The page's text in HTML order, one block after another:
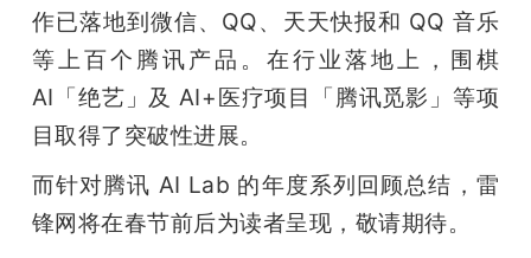
作已落地到微信、QQ、天天快报和 QQ 音乐
等上百个腾讯产品。在行业落地上，围棋
AI「绝艺」及 AI+医疗项目「腾讯觅影」等项
目取得了突破性进展。
而针对腾讯 AI Lab 的年度系列回顾总结，雷
锋网将在春节前后为读者呈现，敬请期待。